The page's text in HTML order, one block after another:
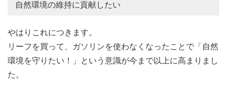
自然環境の維持に貢献したい
やはりこれにつきます。
リーフを買って、ガソリンを使わなくなったことで「自然
環境を守りたい！」という意識が今まで以上に高まりまし
た。